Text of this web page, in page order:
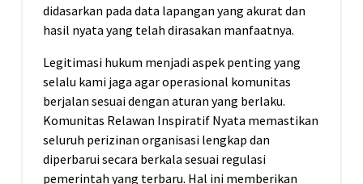
didasarkan pada data lapangan yang akurat dan
hasil nyata yang telah dirasakan manfaatnya.
Legitimasi hukum menjadi aspek penting yang
selalu kami jaga agar operasional komunitas
berjalan sesuai dengan aturan yang berlaku.
Komunitas Relawan Inspiratif Nyata memastikan
seluruh perizinan organisasi lengkap dan
diperbarui secara berkala sesuai regulasi
pemerintah yang terbaru. Hal ini memberikan